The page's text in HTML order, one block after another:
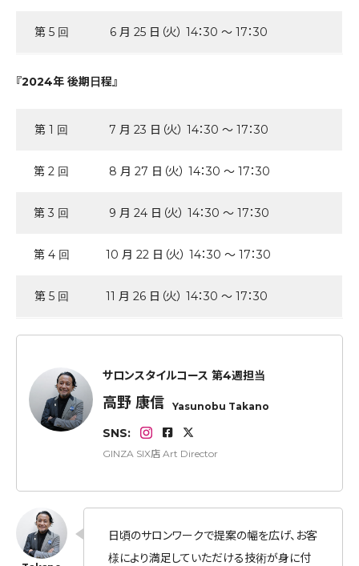
第 5 回 6 月 25 日（火） 14：30 ～ 17：30
『2024年 後期日程』
第 1 回 7 月 23 日（火） 14：30 ～ 17：30
第 2 回 8 月 27 日（火） 14：30 ～ 17：30
第 3 回 9 月 24 日（火） 14：30 ～ 17：30
第 4 回 10 月 22 日（火） 14：30 ～ 17：30
第 5 回 11 月 26 日（火） 14：30 ～ 17：30
サロンスタイルコース 第4週担当
高野 康信 Yasunobu Takano
SNS:
GINZA SIX店 Art Director
日頃のサロンワークで提案の幅を広げ、お客
様により満足していただける技術が身に付